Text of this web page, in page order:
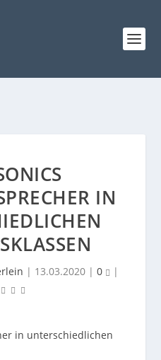
IN
| 13.03.2020 | 0 |